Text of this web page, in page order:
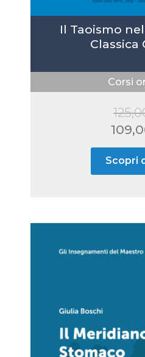
Il Taoismo
Classica
Corsi
Il
Il
Scopri